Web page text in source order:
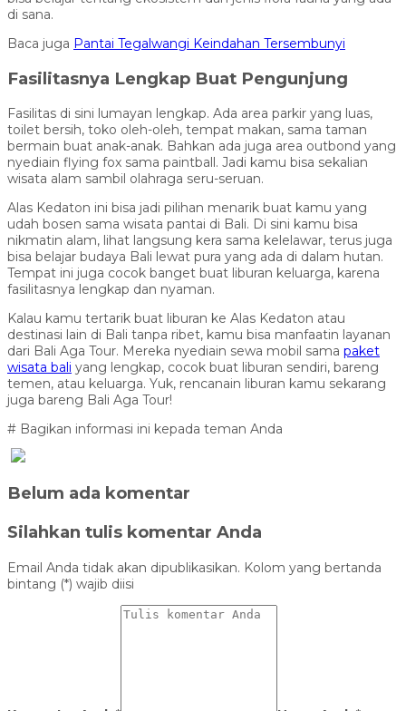
di sana.
Baca juga Pantai Tegalwangi Keindahan Tersembunyi
Fasilitasnya Lengkap Buat Pengunjung
Fasilitas di sini lumayan lengkap. Ada area parkir yang luas,
toilet bersih, toko oleh-oleh, tempat makan, sama taman
bermain buat anak-anak. Bahkan ada juga area outbond yang
nyediain flying fox sama paintball. Jadi kamu bisa sekalian
wisata alam sambil olahraga seru-seruan.
Alas Kedaton ini bisa jadi pilihan menarik buat kamu yang
udah bosen sama wisata pantai di Bali. Di sini kamu bisa
nikmatin alam, lihat langsung kera sama kelelawar, terus juga
bisa belajar budaya Bali lewat pura yang ada di dalam hutan.
Tempat ini juga cocok banget buat liburan keluarga, karena
fasilitasnya lengkap dan nyaman.
Kalau kamu tertarik buat liburan ke Alas Kedaton atau
destinasi lain di Bali tanpa ribet, kamu bisa manfaatin layanan
dari Bali Aga Tour. Mereka nyediain sewa mobil sama paket
wisata bali yang lengkap, cocok buat liburan sendiri, bareng
temen, atau keluarga. Yuk, rencanain liburan kamu sekarang
juga bareng Bali Aga Tour!
# Bagikan informasi ini kepada teman Anda
Belum ada komentar
Silahkan tulis komentar Anda
Email Anda tidak akan dipublikasikan. Kolom yang bertanda
bintang (*) wajib diisi